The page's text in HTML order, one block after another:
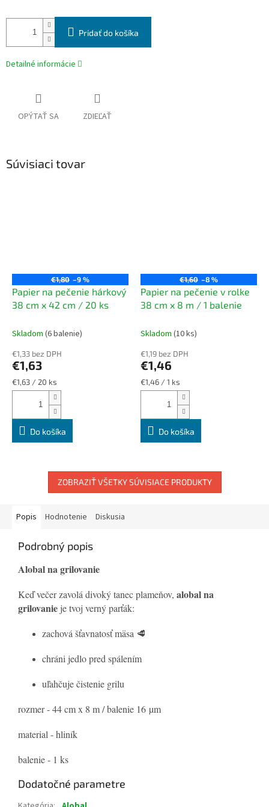
Pridať do košíka
Detailné informácie
OPÝTAŤ SA ZDIEĽAŤ
Súvisiaci tovar
€1,80 –9 %
Papier na pečenie hárkový
38 cm x 42 cm / 20 ks
Skladom (6 balenie)
€1,33 bez DPH
€1,63
Jednotková
cena:
€1,63 / 20 ks
Do košíka
€1,60 –8 %
Papier na pečenie v rolke
38 cm x 8 m / 1 balenie
Skladom (10 ks)
€1,19 bez DPH
€1,46
Jednotková
cena:
€1,46 / 1 ks
Do košíka
ZOBRAZIŤ VŠETKY SÚVISIACE PRODUKTY
Popis Hodnotenie Diskusia
Podrobný popis
Alobal na grilovanie
Keď večer zavolá divoký tanec plameňov, alobal na
grilovanie je tvoj verný parťák:
zachová šťavnatosť mäsa 🥩
chráni jedlo pred spálením
uľahčuje čistenie grilu
rozmer - 44 cm x 8 m / balenie 16 µm
material - hliník
balenie - 1 ks
Dodatočné parametre